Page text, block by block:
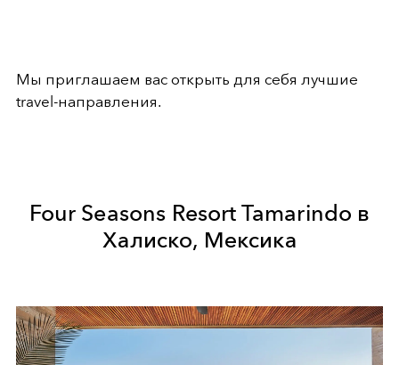
Мы приглашаем вас открыть для себя лучшие
travel-направления.
Four Seasons Resort Tamarindo в
Халиско, Мексика